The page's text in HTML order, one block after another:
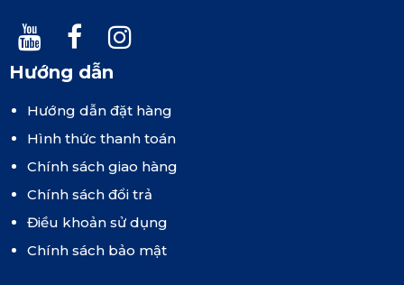
Hướng dẫn
Hướng dẫn đặt hàng
Hình thức thanh toán
Chính sách giao hàng
Chính sách đổi trả
Điều khoản sử dụng
Chính sách bảo mật